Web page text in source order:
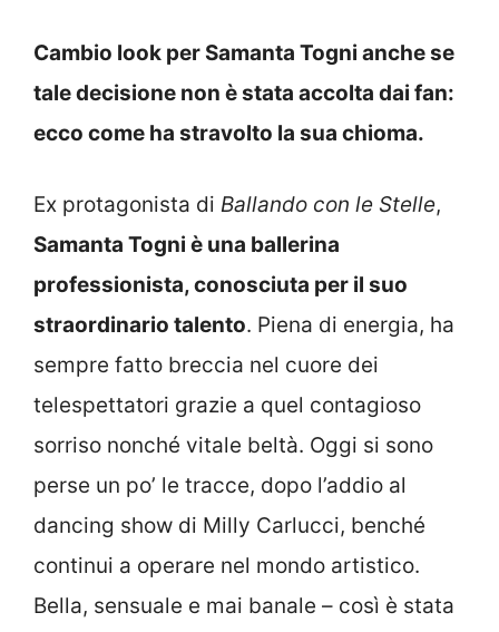
Cambio look per Samanta Togni anche se
tale decisione non è stata accolta dai fan:
ecco come ha stravolto la sua chioma.
Ex protagonista di Ballando con le Stelle,
Samanta Togni è una ballerina
professionista, conosciuta per il suo
straordinario talento. Piena di energia, ha
sempre fatto breccia nel cuore dei
telespettatori grazie a quel contagioso
sorriso nonché vitale beltà. Oggi si sono
perse un po’ le tracce, dopo l’addio al
dancing show di Milly Carlucci, benché
continui a operare nel mondo artistico.
Bella, sensuale e mai banale – così è stata